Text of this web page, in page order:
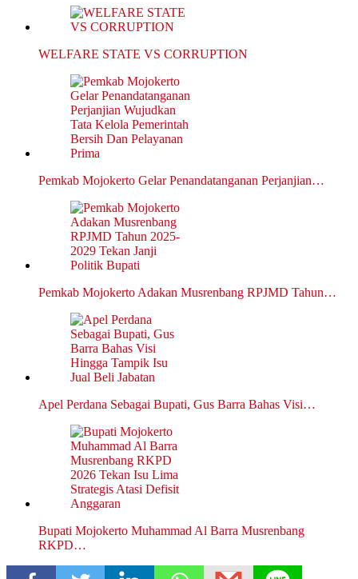
WELFARE STATE VS CORRUPTION
Pemkab Mojokerto Gelar Penandatanganan Perjanjian…
Pemkab Mojokerto Adakan Musrenbang RPJMD Tahun…
Apel Perdana Sebagai Bupati, Gus Barra Bahas Visi…
Bupati Mojokerto Muhammad Al Barra Musrenbang
RKPD…